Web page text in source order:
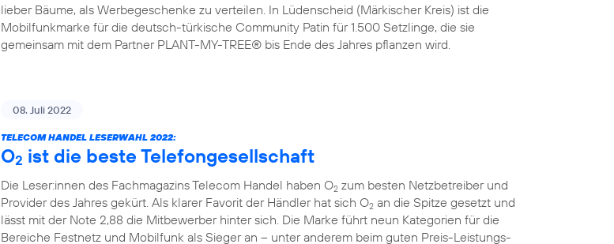
lieber Bäume, als Werbegeschenke zu verteilen. In Lüdenscheid (Märkischer Kreis) ist die
Mobilfunkmarke für die deutsch-türkische Community Patin für 1.500 Setzlinge, die sie
gemeinsam mit dem Partner PLANT-MY-TREE® bis Ende des Jahres pflanzen wird.
08. Juli 2022
TELECOM HANDEL LESERWAHL 2022:
O2 ist die beste Telefongesellschaft
Die Leser:innen des Fachmagazins Telecom Handel haben O2 zum besten Netzbetreiber und
Provider des Jahres gekürt. Als klarer Favorit der Händler hat sich O2 an die Spitze gesetzt und
lässt mit der Note 2,88 die Mitbewerber hinter sich. Die Marke führt neun Kategorien für die
Bereiche Festnetz und Mobilfunk als Sieger an – unter anderem beim guten Preis-Leistungs-